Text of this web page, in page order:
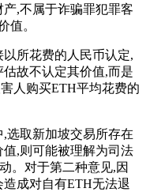
,不属于诈骗罪犯罪客
值。
所花费的人民币认定,
故不认定其价值,而是
人购买ETH平均花费的
选取新加坡交易所存在
,则可能被理解为司法
。对于第二种意见,因
成对自有ETH无法退